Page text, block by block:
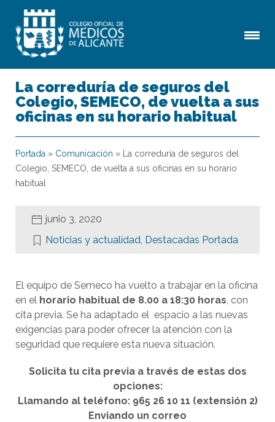
La correduría de seguros del
Colegio, SEMECO, de vuelta a sus
oficinas en su horario habitual
Portada » Comunicación »
La correduría de seguros del
Colegio, SEMECO, de vuelta a sus oficinas en su horario
habitual
junio 3, 2020
Noticias y actualidad, Destacadas Portada
El equipo de Semeco ha vuelto a trabajar en la oficina
en el horario habitual de 8.00 a 18:30 horas, con
cita previa. Se ha adaptado el espacio a las nuevas
exigencias para poder ofrecer la atención con la
seguridad que requiere esta nueva situación.
Solicita tu cita previa a través de estas dos
opciones:
Llamando al teléfono: 965 26 10 11 (extensión 2)
Enviando un correo